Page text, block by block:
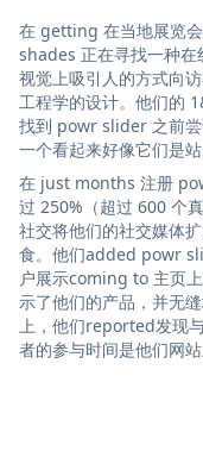
在 getting 在当地展览
shades 正在寻找一种
视觉上吸引人的方式向
工程学的设计。他们的
找到 powr slider 之前
一个看起来好像它们是
在 just months 注册
过 250%（超过 600 个
社交将他们的社交媒体
食。他们added powr
户展示coming to 主页
示了他们的产品，并无
上，他们reported发现
者的参与时间是他们网